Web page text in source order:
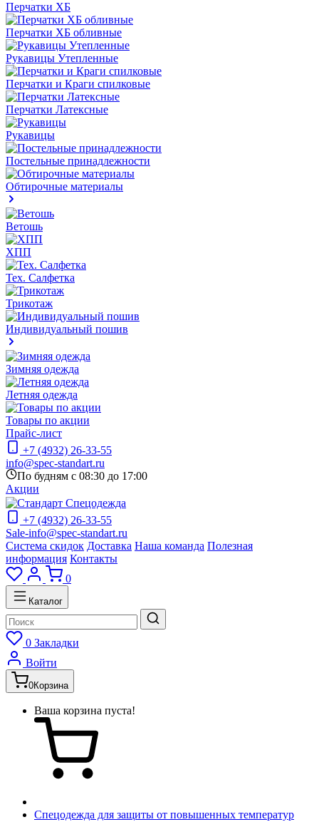
Перчатки ХБ
Перчатки ХБ обливные
Рукавицы Утепленные
Перчатки и Краги спилковые
Перчатки Латексные
Рукавицы
Постельные принадлежности
Обтирочные материалы
Ветошь
ХПП
Тех. Салфетка
Трикотаж
Индивидуальный пошив
Зимняя одежда
Летняя одежда
Товары по акции
Прайс-лист
+7 (4932) 26-33-55
info@spec-standart.ru
По будням с 08:30 до 17:00
Акции
+7 (4932) 26-33-55
Sale-info@spec-standart.ru
Система скидок Доставка Наша команда Полезная
информация Контакты
0
Каталог
0 Закладки
Войти
0Корзина
Ваша корзина пуста!
Спецодежда для защиты от повышенных температур